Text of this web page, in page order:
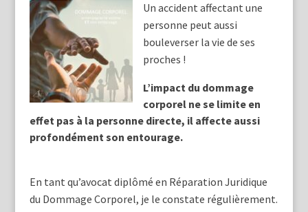
Un accident affectant une
personne peut aussi
bouleverser la vie de ses
proches !
L’impact du dommage
corporel ne se limite en
effet pas à la personne directe, il affecte aussi
profondément son entourage.
En tant qu’avocat diplômé en Réparation Juridique
du Dommage Corporel, je le constate régulièrement.